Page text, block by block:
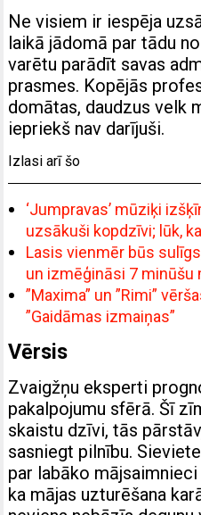
Ne visiem ir iespēja
laikā jādomā par tādu
varētu parādīt savas
prasmes. Kopējās
domātas, daudzus velk
iepriekš nav darījuši.
Izlasi arī šo
‘Jumpravas’ mūziķi
uzsākuši kopdzīvi; lūk,
Lasis vienmēr būs
un izmēģināsi 7 minūšu
”Maxima” un ”Rimi”
”Gaidāmas izmaiņas”
Vērsis
Zvaigžņu eksperti
pakalpojumu sfērā. Šī
skaistu dzīvi, tās
sasniegt pilnību.
par labāko
ka mājas uzturēšana